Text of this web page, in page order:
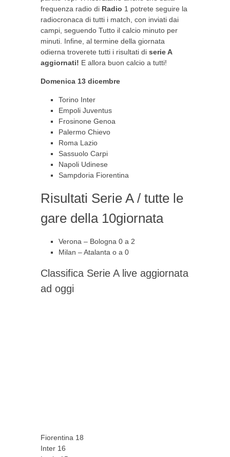
frequenza radio di Radio 1 potrete seguire la
radiocronaca di tutti i match, con inviati dai
campi, seguendo Tutto il calcio minuto per
minuti. Infine, al termine della giornata
odierna troverete tutti i risultati di serie A
aggiornati! E allora buon calcio a tutti!
Domenica 13 dicembre
Torino Inter
Empoli Juventus
Frosinone Genoa
Palermo Chievo
Roma Lazio
Sassuolo Carpi
Napoli Udinese
Sampdoria Fiorentina
Risultati Serie A / tutte le
gare della 10giornata
Verona – Bologna 0 a 2
Milan – Atalanta o a 0
Classifica Serie A live aggiornata
ad oggi
Fiorentina 18
Inter 16